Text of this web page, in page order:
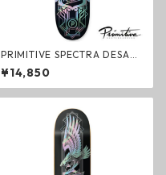
PRIMITIVE SPECTRA DESAR
MO OWL Deck デッキ スケー
トボード プリミティブ
¥14,850